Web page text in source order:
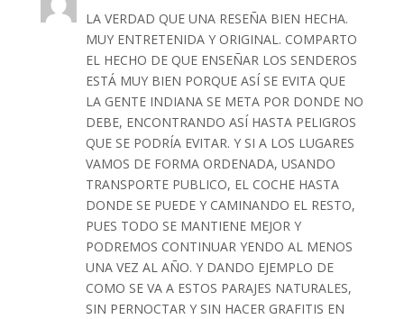
LA VERDAD QUE UNA RESEÑA BIEN HECHA.
MUY ENTRETENIDA Y ORIGINAL. COMPARTO
EL HECHO DE QUE ENSEÑAR LOS SENDEROS
ESTÁ MUY BIEN PORQUE ASÍ SE EVITA QUE
LA GENTE INDIANA SE META POR DONDE NO
DEBE, ENCONTRANDO ASÍ HASTA PELIGROS
QUE SE PODRÍA EVITAR. Y SI A LOS LUGARES
VAMOS DE FORMA ORDENADA, USANDO
TRANSPORTE PUBLICO, EL COCHE HASTA
DONDE SE PUEDE Y CAMINANDO EL RESTO,
PUES TODO SE MANTIENE MEJOR Y
PODREMOS CONTINUAR YENDO AL MENOS
UNA VEZ AL AÑO. Y DANDO EJEMPLO DE
COMO SE VA A ESTOS PARAJES NATURALES,
SIN PERNOCTAR Y SIN HACER GRAFITIS EN